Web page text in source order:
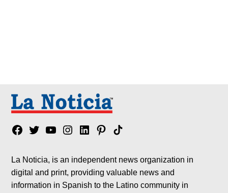
Facebook
TwitterYouTubeInstagram
LinkedinPinterest
Tik
La Noticia, is an independent news organization in
digital and print, providing valuable news and
information in Spanish to the Latino community in